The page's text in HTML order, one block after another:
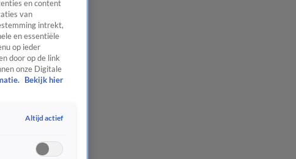
en content
van
intrekt,
en essentiële
op ieder
door op de link
onze Digitale
Bekijk hier
Altijd actief